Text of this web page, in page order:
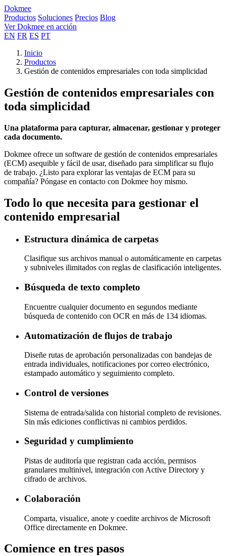
Dokmee
Productos Soluciones Precios Blog
Ver Dokmee en acción
EN FR ES PT
Inicio
Productos
Gestión de contenidos empresariales con toda simplicidad
Gestión de contenidos empresariales con
toda simplicidad
Una plataforma para capturar, almacenar, gestionar y proteger
cada documento.
Dokmee ofrece un software de gestión de contenidos empresariales
(ECM) asequible y fácil de usar, diseñado para simplificar su flujo
de trabajo. ¿Listo para explorar las ventajas de ECM para su
compañía? Póngase en contacto con Dokmee hoy mismo.
Todo lo que necesita para gestionar el
contenido empresarial
Estructura dinámica de carpetas
Clasifique sus archivos manual o automáticamente en carpetas
y subniveles ilimitados con reglas de clasificación inteligentes.
Búsqueda de texto completo
Encuentre cualquier documento en segundos mediante
búsqueda de contenido con OCR en más de 134 idiomas.
Automatización de flujos de trabajo
Diseñe rutas de aprobación personalizadas con bandejas de
entrada individuales, notificaciones por correo electrónico,
estampado automático y seguimiento completo.
Control de versiones
Sistema de entrada/salida con historial completo de revisiones.
Sin más ediciones conflictivas ni cambios perdidos.
Seguridad y cumplimiento
Pistas de auditoría que registran cada acción, permisos
granulares multinivel, integración con Active Directory y
cifrado de archivos.
Colaboración
Comparta, visualice, anote y coedite archivos de Microsoft
Office directamente en Dokmee.
Comience en tres pasos